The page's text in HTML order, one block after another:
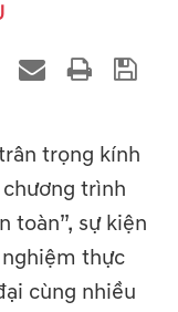
trọng kính
trình
toàn”, sự kiện
thực
cùng nhiều